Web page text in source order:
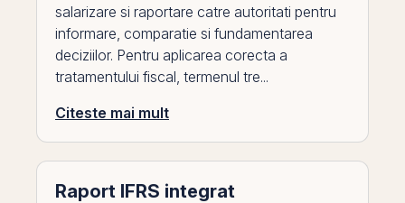
salarizare si raportare catre autoritati pentru
informare, comparatie si fundamentarea
deciziilor. Pentru aplicarea corecta a
tratamentului fiscal, termenul tre...
Citeste mai mult
Raport IFRS integrat